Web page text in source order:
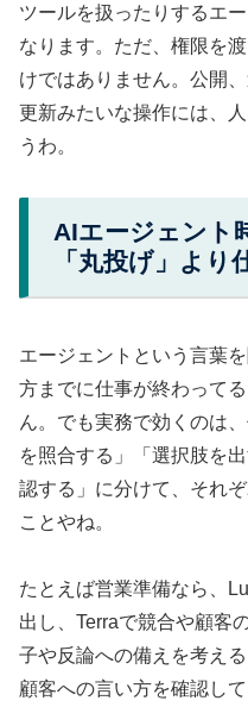
ツールを扱ったりするエ
なります。ただ、権限を
けではありません。公開
更新みたいな操作には、
うわ。
AIエージェント
「丸投げ」より
エージェントという言葉
方までに仕事が終わって
ん。でも実務で効くのは
を照合する」「選択肢を
認する」に分けて、それ
ことやね。
たとえば営業準備なら、
出し、Terraで競合や顧客
子や反論への備えを考え
顧客への言い方を確認し